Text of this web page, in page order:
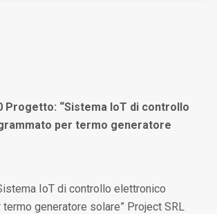
Progetto: “Sistema IoT di controllo
per termo generatore
IoT di controllo elettronico
generatore solare” Project SRL